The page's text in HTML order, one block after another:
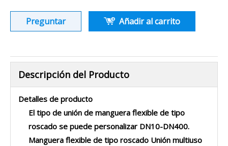
Preguntar Añadir al carrito
Descripción del Producto
Detalles de producto
El tipo de unión de manguera flexible de tipo
roscado se puede personalizar DN10-DN400.
Manguera flexible de tipo roscado Unión multiuso